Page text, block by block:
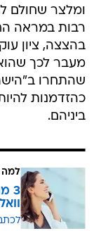
ומלצר שחולם
רבות במראה
בהצצה, ציון
מעבר לכך
שהתחרו
כהזדמנות
ביניהם.
למה